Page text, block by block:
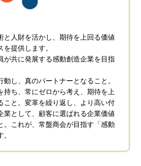
と人財を活かし、期待を上回る価値
提供します。
が共に発展する感動創造企業を目指
動し、真のパートナーとなること。
持ち、常にゼロから考え、期待を上
こと。変革を繰り返し、より高い付
業として、顧客に選ばれる企業価値
。これが、常盤商会が目指す「感動